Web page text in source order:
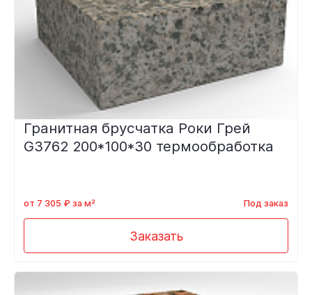
Гранитная брусчатка Роки Грей
G3762 200*100*30 термообработка
от 7 305 ₽ за м² Под заказ
Заказать